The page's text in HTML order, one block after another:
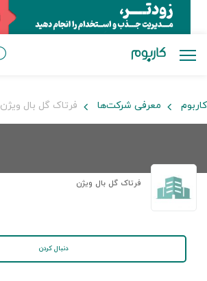
کاربوم معرفی شرکت‌ها فرتاک گل بال ویژن
فرتاک گل بال ویژن
دنبال کردن